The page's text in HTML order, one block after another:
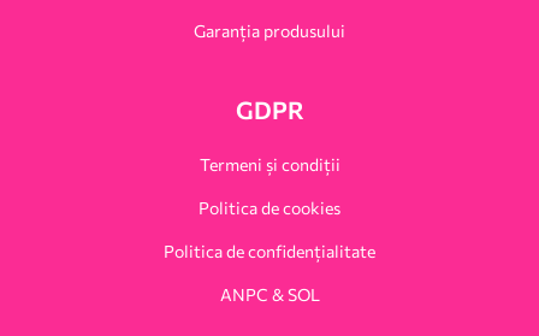
Garanția produsului
GDPR
Termeni și condiții
Politica de cookies
Politica de confidențialitate
ANPC & SOL